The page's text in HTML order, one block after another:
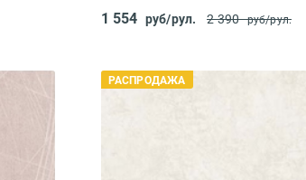
1 554 руб/рул. 2 390 руб/рул.
РАСПРОДАЖА